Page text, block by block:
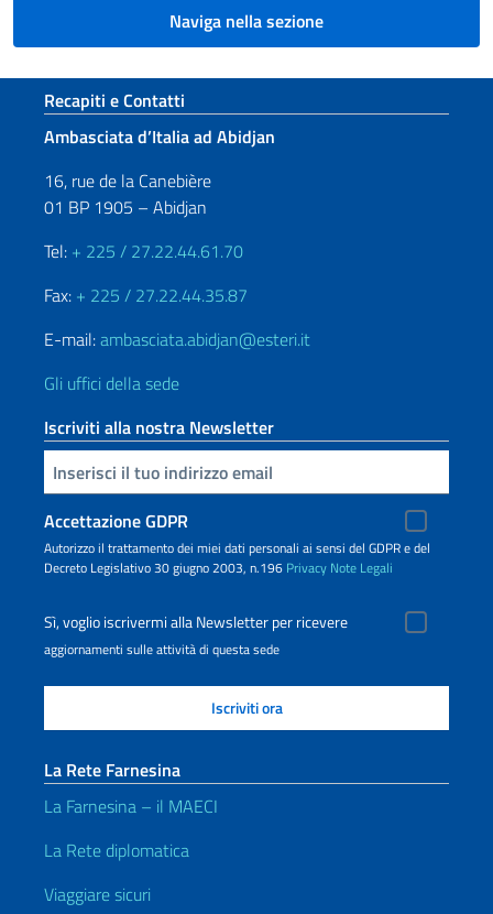
Naviga nella sezione
Sezione footer
Recapiti e Contatti
Ambasciata d’Italia ad Abidjan
16, rue de la Canebière
01 BP 1905 – Abidjan
Tel: + 225 / 27.22.44.61.70
Fax: + 225 / 27.22.44.35.87
E-mail:ambasciata.abidjan@esteri.it
Gli uffici della sede
Iscriviti alla nostra Newsletter
Inserisci la tua email
Accettazione GDPR
Autorizzo il trattamento dei miei dati personali ai sensi del GDPR e del
Decreto Legislativo 30 giugno 2003, n.196 Privacy Note Legali
Sì, voglio iscrivermi alla Newsletter per ricevere
aggiornamenti sulle attività di questa sede
La Rete Farnesina
La Farnesina – il MAECI
La Rete diplomatica
Viaggiare sicuri